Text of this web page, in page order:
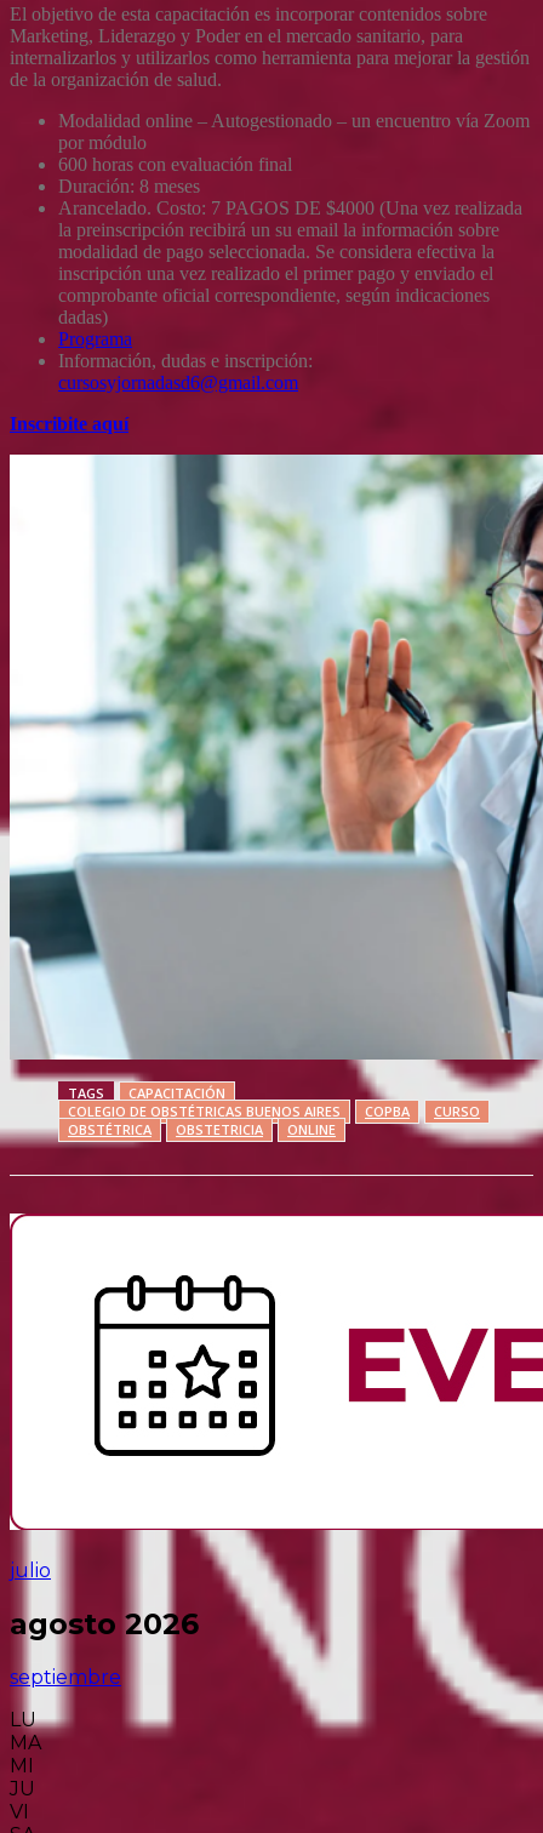
El objetivo de esta capacitación es incorporar contenidos sobre
Marketing, Liderazgo y Poder en el mercado sanitario, para
internalizarlos y utilizarlos como herramienta para mejorar la gestión
de la organización de salud.
Modalidad online – Autogestionado – un encuentro vía Zoom
por módulo
600 horas con evaluación final
Duración: 8 meses
Arancelado. Costo: 7 PAGOS DE $4000 (Una vez realizada
la preinscripción recibirá un su email la información sobre
modalidad de pago seleccionada. Se considera efectiva la
inscripción una vez realizado el primer pago y enviado el
comprobante oficial correspondiente, según indicaciones
dadas)
Programa
Información, dudas e inscripción:
cursosyjornadasd6@gmail.com
Inscribite aquí
TAGS
CAPACITACIÓN
COLEGIO DE OBSTÉTRICAS BUENOS AIRES
COPBA
CURSO
OBSTÉTRICA
OBSTETRICIA ONLINE
julio
agosto 2026
septiembre
LU
MA
MI
JU
VI